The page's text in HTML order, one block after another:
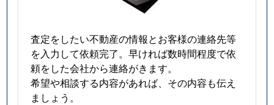
査定をしたい不動産の情報とお客様の連絡先等
を入力して依頼完了。早ければ数時間程度で依
頼をした会社から連絡がきます。
希望や相談する内容があれば、その内容も伝え
ましょう。